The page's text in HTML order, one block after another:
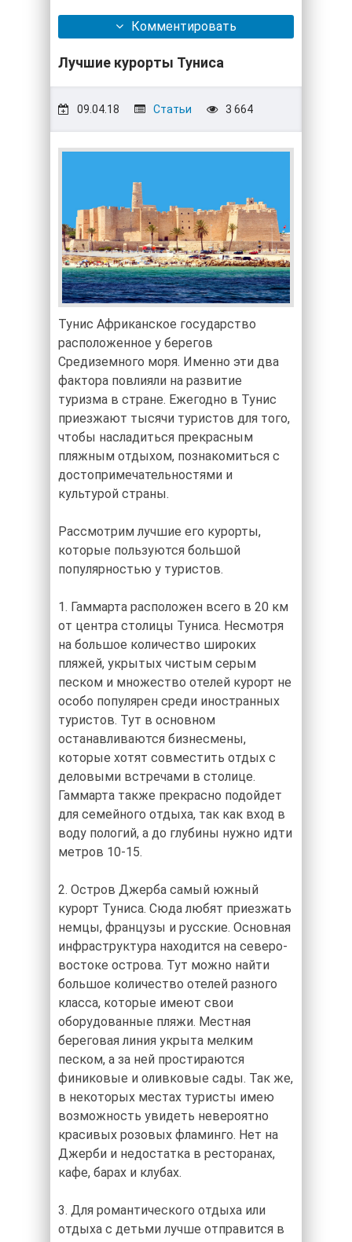
Комментировать
Лучшие курорты Туниса
09.04.18 Статьи 3 664
Тунис Африканское государство
расположенное у берегов
Средиземного моря. Именно эти два
фактора повлияли на развитие
туризма в стране. Ежегодно в Тунис
приезжают тысячи туристов для того,
чтобы насладиться прекрасным
пляжным отдыхом, познакомиться с
достопримечательностями и
культурой страны.
Рассмотрим лучшие его курорты,
которые пользуются большой
популярностью у туристов.
1. Гаммарта расположен всего в 20 км
от центра столицы Туниса. Несмотря
на большое количество широких
пляжей, укрытых чистым серым
песком и множество отелей курорт не
особо популярен среди иностранных
туристов. Тут в основном
останавливаются бизнесмены,
которые хотят совместить отдых с
деловыми встречами в столице.
Гаммарта также прекрасно подойдет
для семейного отдыха, так как вход в
воду пологий, а до глубины нужно идти
метров 10-15.
2. Остров Джерба самый южный
курорт Туниса. Сюда любят приезжать
немцы, французы и русские. Основная
инфраструктура находится на северо-
востоке острова. Тут можно найти
большое количество отелей разного
класса, которые имеют свои
оборудованные пляжи. Местная
береговая линия укрыта мелким
песком, а за ней простираются
финиковые и оливковые сады. Так же,
в некоторых местах туристы имею
возможность увидеть невероятно
красивых розовых фламинго. Нет на
Джерби и недостатка в ресторанах,
кафе, барах и клубах.
3. Для романтического отдыха или
отдыха с детьми лучше отправится в